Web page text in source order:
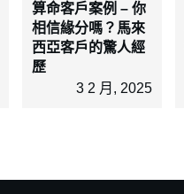
算命客戶案例 – 你
相信緣分嗎？馬來
西亞客戶的驚人經
歷
3 2 月, 2025